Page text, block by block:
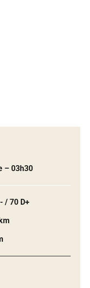
– 03h30
/ 70 D+